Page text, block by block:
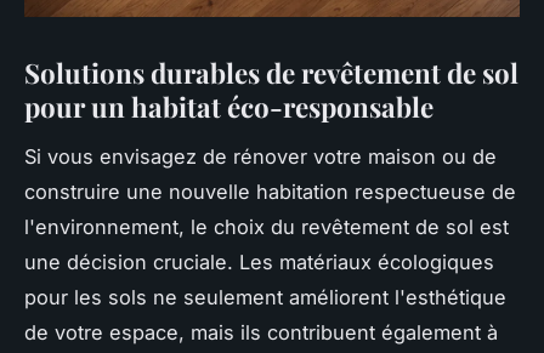
Solutions durables de revêtement de sol
pour un habitat éco-responsable
Si vous envisagez de rénover votre maison ou de
construire une nouvelle habitation respectueuse de
l'environnement, le choix du revêtement de sol est
une décision cruciale. Les matériaux écologiques
pour les sols ne seulement améliorent l'esthétique
de votre espace, mais ils contribuent également à